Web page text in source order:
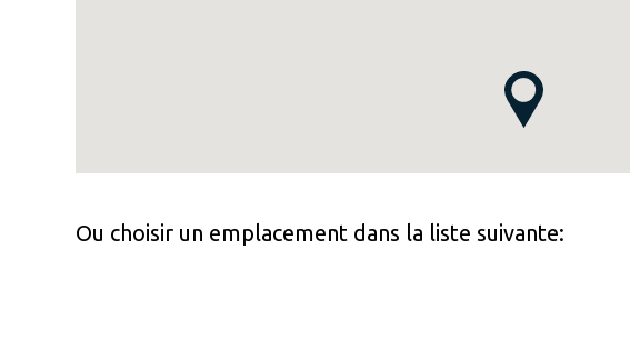
Ou choisir un emplacement dans la liste suivante: